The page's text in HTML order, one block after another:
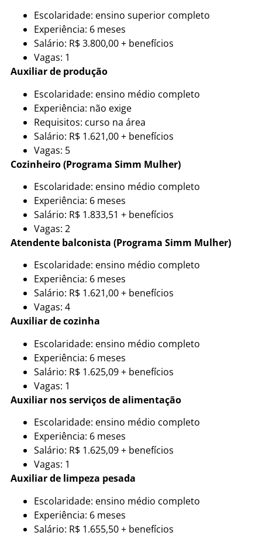
Escolaridade: ensino superior completo
Experiência: 6 meses
Salário: R$ 3.800,00 + benefícios
Vagas: 1
Auxiliar de produção
Escolaridade: ensino médio completo
Experiência: não exige
Requisitos: curso na área
Salário: R$ 1.621,00 + benefícios
Vagas: 5
Cozinheiro (Programa Simm Mulher)
Escolaridade: ensino médio completo
Experiência: 6 meses
Salário: R$ 1.833,51 + benefícios
Vagas: 2
Atendente balconista (Programa Simm Mulher)
Escolaridade: ensino médio completo
Experiência: 6 meses
Salário: R$ 1.621,00 + benefícios
Vagas: 4
Auxiliar de cozinha
Escolaridade: ensino médio completo
Experiência: 6 meses
Salário: R$ 1.625,09 + benefícios
Vagas: 1
Auxiliar nos serviços de alimentação
Escolaridade: ensino médio completo
Experiência: 6 meses
Salário: R$ 1.625,09 + benefícios
Vagas: 1
Auxiliar de limpeza pesada
Escolaridade: ensino médio completo
Experiência: 6 meses
Salário: R$ 1.655,50 + benefícios